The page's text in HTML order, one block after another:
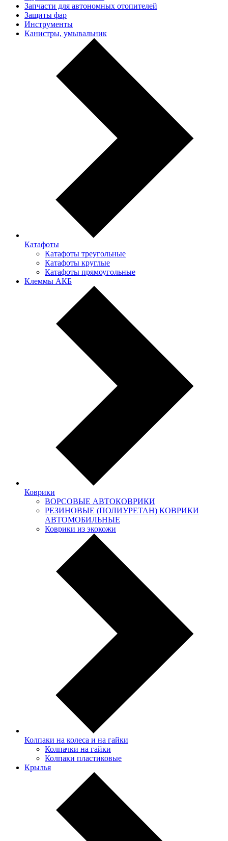
Запчасти для автономных отопителей
Защиты фар
Инструменты
Канистры, умывальник
Катафоты
Катафоты треугольные
Катафоты круглые
Катафоты прямоугольные
Клеммы АКБ
Коврики
ВОРСОВЫЕ АВТОКОВРИКИ
РЕЗИНОВЫЕ (ПОЛИУРЕТАН) КОВРИКИ
АВТОМОБИЛЬНЫЕ
Коврики из экокожи
Колпаки на колеса и на гайки
Колпачки на гайки
Колпаки пластиковые
Крылья